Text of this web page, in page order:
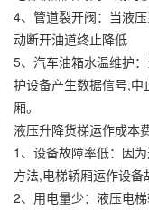
4、管道裂开阀：当液
动断开油道终止降低
5、汽车油箱水温维护
护设备产生数据信号,
厢。
液压升降货梯运作成本
1、设备故障率低：因
方法,电梯轿厢运作设备
2、用电量少：液压电